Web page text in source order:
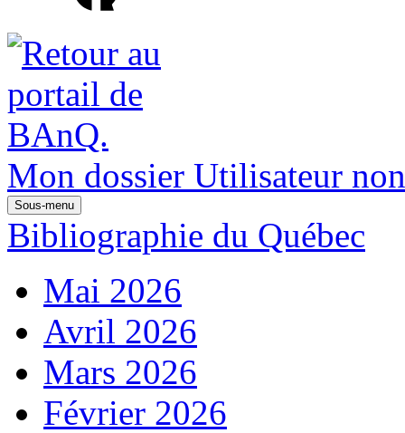
Mon dossier Utilisateur
Sous-menu
Bibliographie du Québec
Mai 2026
Avril 2026
Mars 2026
Février 2026